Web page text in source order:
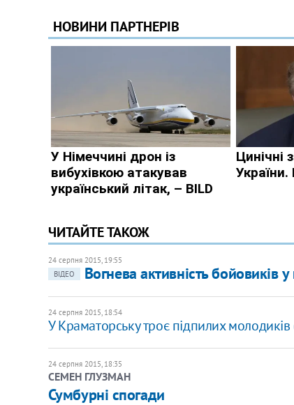
ЧИТАЙТЕ ТАКОЖ
24 серпня 2015, 19:55
ВІДЕО
Вогнева активність бойовиків
24 серпня 2015, 18:54
У Краматорську троє підпилих
24 серпня 2015, 18:35
СЕМЕН ГЛУЗМАН
Сумбурні спогади